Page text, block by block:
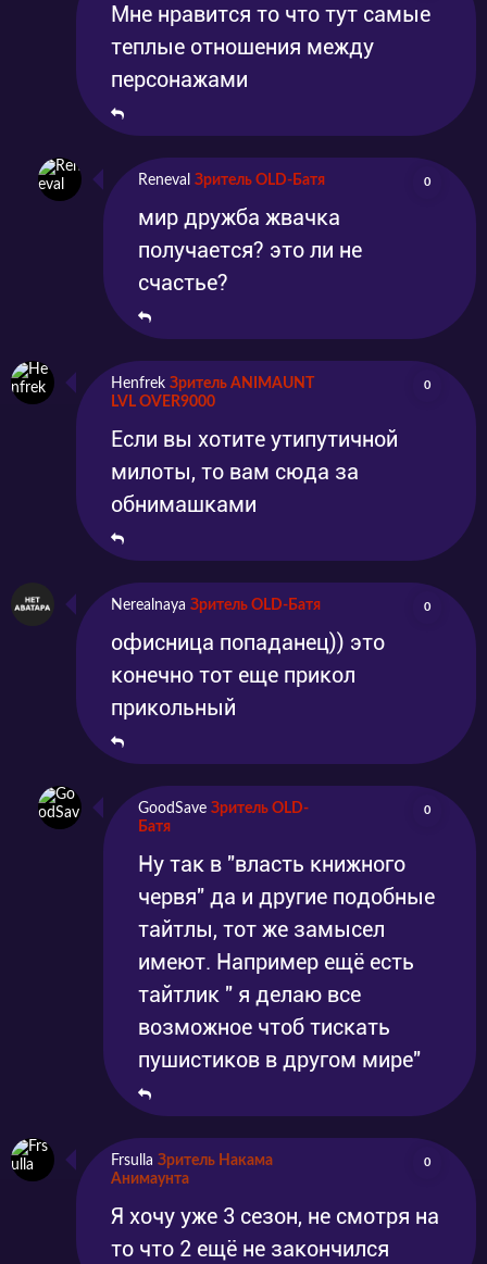
Мне нравится то что тут самые
теплые отношения между
персонажами
Reneval Зритель OLD-Батя 0
мир дружба жвачка
получается? это ли не
счастье?
Henfrek Зритель ANIMAUNT
LVL OVER9000
0
Если вы хотите утипутичной
милоты, то вам сюда за
обнимашками
Nerealnaya Зритель OLD-Батя 0
офисница попаданец)) это
конечно тот еще прикол
прикольный
GoodSave Зритель OLD-
Батя
0
Ну так в "власть книжного
червя" да и другие подобные
тайтлы, тот же замысел
имеют. Например ещё есть
тайтлик " я делаю все
возможное чтоб тискать
пушистиков в другом мире"
Frsulla Зритель Накама
Анимаунта
0
Я хочу уже 3 сезон, не смотря на
то что 2 ещё не закончился